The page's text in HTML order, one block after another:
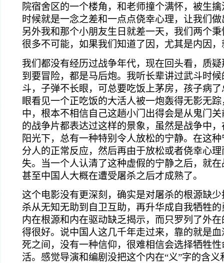
院宿舍区的一个楼角，和老师撞个满怀，被生
时候就是一念之差和一点点侥幸心理，让我们
另外我和那个小朋友生日就差一天，我们两个
很多不可能，如果我们知道了因，尤其是内因
我们都没有经历过战争年代，现在回头看，质
到要冒险，都是马后炮。我听长辈讲过武斗时
斗，子弹不长眼，可总要吃饭上茅房，孩子病
眼看见一个正吃饭的大活人被一炮轰得无影无
中，根本不相信自己这趟小门出得会是从鬼门
的战争片都表达过这样的景象，虽然是战争中
阳光下，总有一种特别令人放松的宁静。在这
分人的正常反应，然后再由于放松或者侥幸心
失。当一个人认清了这种虚假的宁静之后，就
甚至中国人大概在遭受屠杀之后才成熟了。
这个电影没有更深刻，确实是对屠杀的根源缺
杀从无知无助到自卫互助，再升华成自我牺牲
内在根源和内在驱动缺乏揭示，而只罗列了外
得很好。说中国人这几千年走过来，靠的就是血
死之间，没有一种信仰，很难相信会选择牺牲
活。感觉导演和编剧没把这个内在“义”字的含